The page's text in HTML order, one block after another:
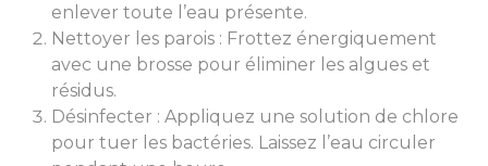
enlever toute l’eau présente.
Nettoyer les parois : Frottez énergiquement
avec une brosse pour éliminer les algues et
résidus.
Désinfecter : Appliquez une solution de chlore
pour tuer les bactéries. Laissez l’eau circuler